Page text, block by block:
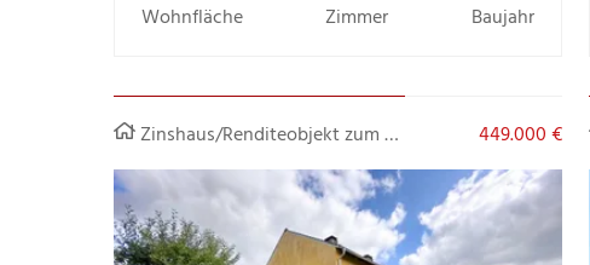
Wohnfläche
Zimmer
Baujahr
Zinshaus/Renditeobjekt zum Kauf 449.000 €